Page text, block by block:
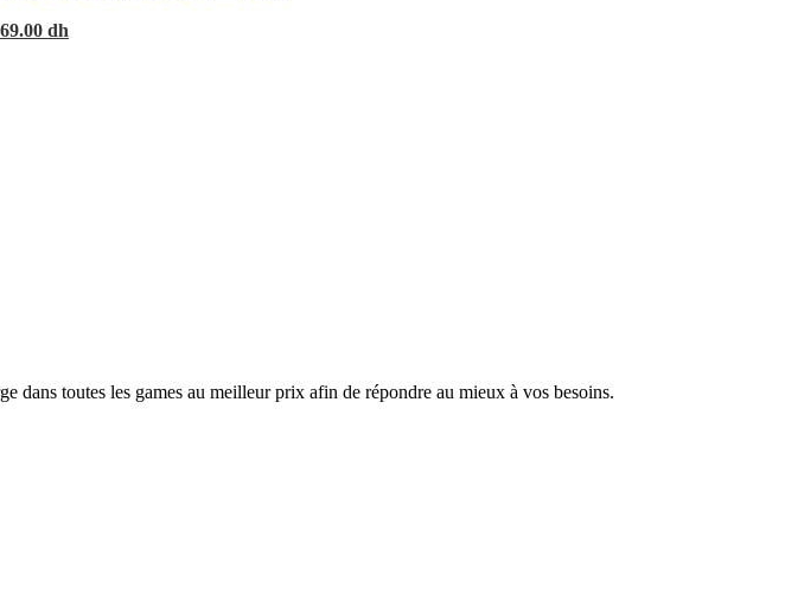
dh
dans toutes les games au meilleur prix afin de répondre au mieux à vos besoins.